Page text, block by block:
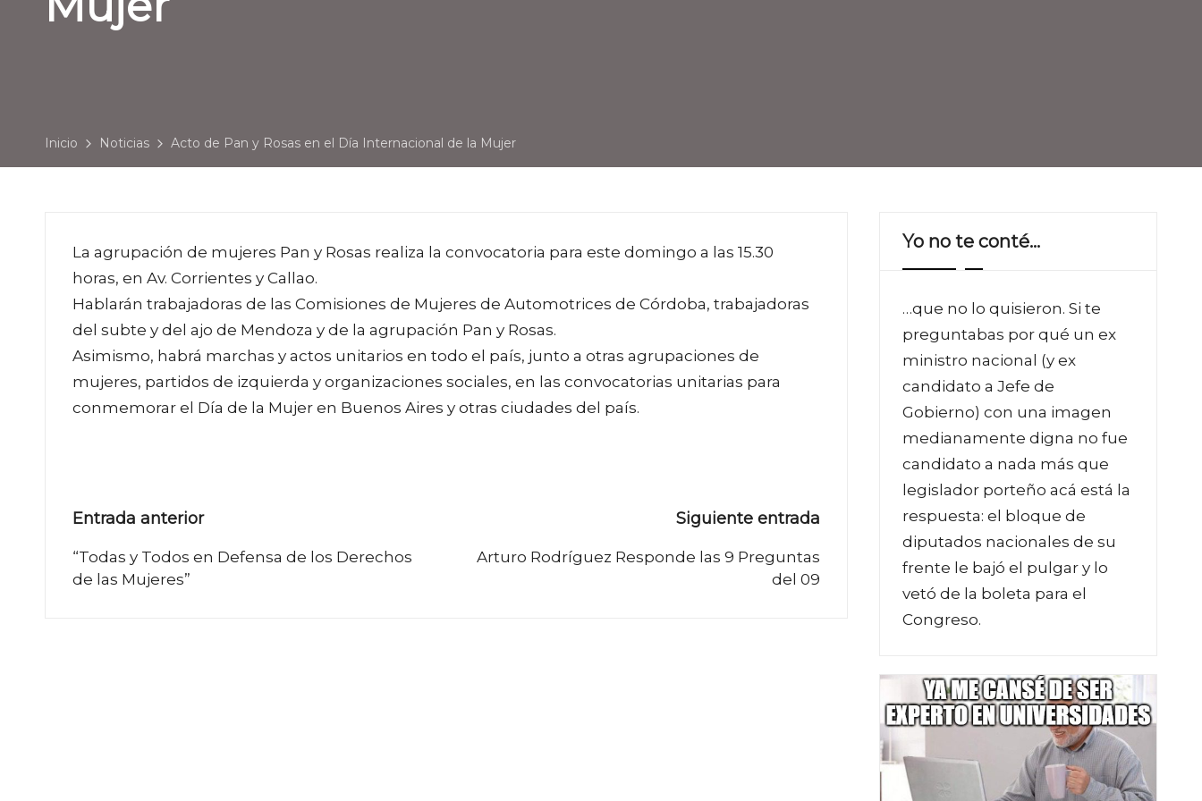
Inicio Noticias Acto de Pan y Rosas en el Día Internacional de la Mujer
La agrupación de mujeres Pan y Rosas realiza la convocatoria para este domingo a las 15.30
horas, en Av. Corrientes y Callao.
Hablarán trabajadoras de las Comisiones de Mujeres de Automotrices de Córdoba, trabajadoras
del subte y del ajo de Mendoza y de la agrupación Pan y Rosas.
Asimismo, habrá marchas y actos unitarios en todo el país, junto a otras agrupaciones de
mujeres, partidos de izquierda y organizaciones sociales, en las convocatorias unitarias para
conmemorar el Día de la Mujer en Buenos Aires y otras ciudades del país.
Navegación
de
entradas
Entrada anterior
“Todas y Todos en Defensa de los Derechos
de las Mujeres”
Siguiente entrada
Arturo Rodríguez Responde las 9 Preguntas
del 09
Yo no te conté…
…que no lo quisieron. Si te
preguntabas por qué un ex
ministro nacional (y ex
candidato a Jefe de
Gobierno) con una imagen
medianamente digna no fue
candidato a nada más que
legislador porteño acá está la
respuesta: el bloque de
diputados nacionales de su
frente le bajó el pulgar y lo
vetó de la boleta para el
Congreso.